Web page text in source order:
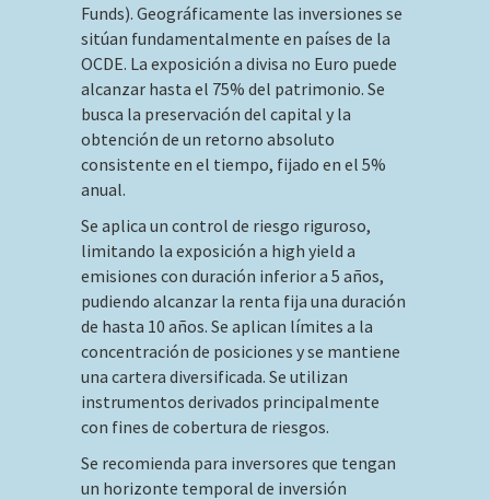
Funds). Geográficamente las inversiones se
sitúan fundamentalmente en países de la
OCDE. La exposición a divisa no Euro puede
alcanzar hasta el 75% del patrimonio. Se
busca la preservación del capital y la
obtención de un retorno absoluto
consistente en el tiempo, fijado en el 5%
anual.
Se aplica un control de riesgo riguroso,
limitando la exposición a high yield a
emisiones con duración inferior a 5 años,
pudiendo alcanzar la renta fija una duración
de hasta 10 años. Se aplican límites a la
concentración de posiciones y se mantiene
una cartera diversificada. Se utilizan
instrumentos derivados principalmente
con fines de cobertura de riesgos.
Se recomienda para inversores que tengan
un horizonte temporal de inversión